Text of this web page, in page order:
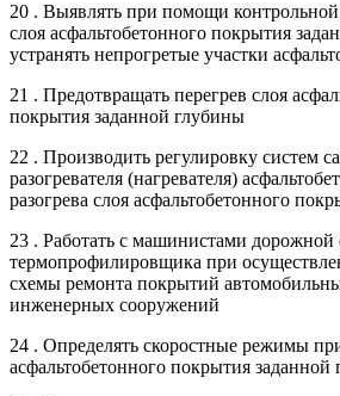
20 . Выявлять при помощи
слоя асфальтобетонного покрытия
устранять непрогретые участки
21 . Предотвращать перегрев слоя
покрытия заданной глубины
22 . Производить регулировку систем
разогревателя (нагревателя)
разогрева слоя асфальтобетонного
23 . Работать с машинистами
термопрофилировщика при
схемы ремонта покрытий
инженерных сооружений
24 . Определять скоростные режимы
асфальтобетонного покрытия заданной